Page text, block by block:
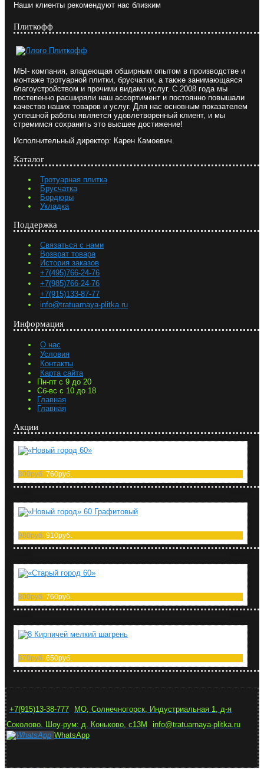
Наши клиенты рекомендуют нас близким
Плиткофф
МЫ- компания, владеющая обширным опытом в производстве и
монтаже тротуарной плитки, брусчатки, а также занимающаяся
благоустройством и прочими видами услуг. С 2008 года мы
постепенно расширяли наш ассортимент и постоянно повышали
качество наших товаров и услуг. Для нас основным показателем
успешной работы является удовлетворенный клиент, и мы
стремимся сохранить это высшее достижение!
Исполнительный директор: Карен Камоевич.
Каталог
Тротуарная плитка
Брусчатка
Бордюры
Укладка
Поддержка
Связаться с нами
Возврат товара
История заказов
+7(495)766-24-76
+7(985)766-24-76
+7(915)133-87-77
info@tratuarnaya-plitka.ru
Информация
О нас
Условия
Контакты
Карта сайта
Пн-пт с 9 до 20
Сб-вс с 10 до 18
Главная
Главная
Акции
800руб. 760руб.
980руб. 910руб.
800руб. 760руб.
670руб. 650руб.
+7(915)13-38-777
МО, Солнечногорск, Индустриальная 1, д-я
Соколово. Шоу-рум: д. Коньково, с13М
info@tratuarnaya-plitka.ru
WhatsApp